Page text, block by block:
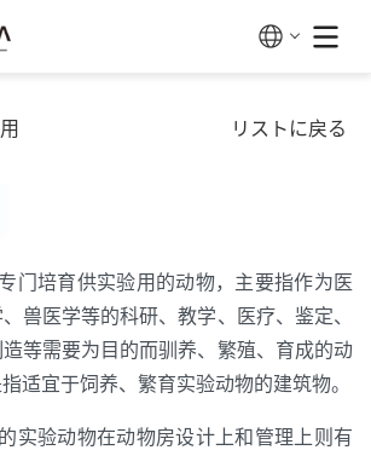
リストに戻る
培育供实验用的动物，主要指作为医
兽医学等的科研、教学、医疗、鉴定、
等需要为目的而驯养、繁殖、育成的动
适宜于饲养、繁育实验动物的建筑物。
验动物在动物房设计上和管理上则有